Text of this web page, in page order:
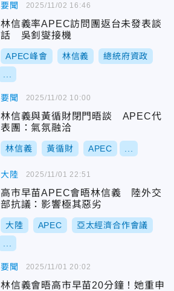
要聞
林信義率APEC訪問團返台未發表談
話 吳釗燮接機
APEC峰會 林信義 總統府資政
2025/11/02 16:46
要聞
林信義與黃循財閉門晤談 APEC代
表團：氣氛融洽
林信義 黃循財 APEC
2025/11/02 10:00
大陸
高市早苗APEC會晤林信義 陸外交
部抗議：影響極其惡劣
大陸 APEC 亞太經濟合作會議
2025/11/01 22:51
要聞
林信義會晤高市早苗20分鐘！她重申
2025/11/01 20:02